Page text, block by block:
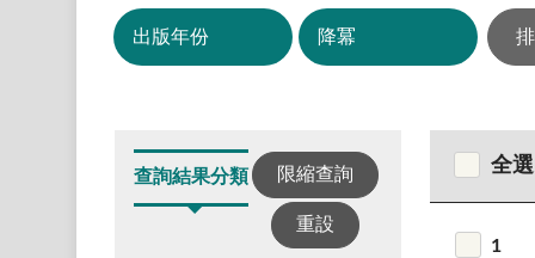
查詢結果分類 限縮查詢
重設
全選
1